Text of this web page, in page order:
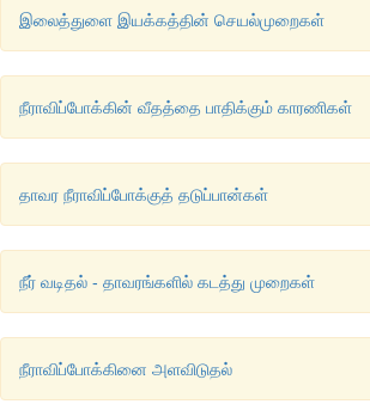
இலைத்துளை இயக்கத்தின் செயல்முறைகள்
நீராவிப்போக்கின் வீதத்தை பாதிக்கும் காரணிகள்
தாவர நீராவிப்போக்குத் தடுப்பான்கள்
நீர் வடிதல் - தாவரங்களில் கடத்து முறைகள்
நீராவிப்போக்கினை அளவிடுதல்